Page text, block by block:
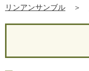
リンアンサンブル
＞